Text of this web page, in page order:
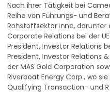
Nach ihrer Tätigkeit bei
Reihe von Führungs- und
Rohstoffsektor inne, darunter
Corporate Relations bei der
President, Investor Relations
President, Investor Relations
der MAS Gold Corporation
Riverboat Energy Corp., wo
Qualifying Transaction- und